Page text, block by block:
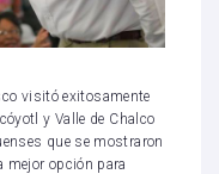
visitó exitosamente
y Valle de Chalco
que se mostraron
mejor opción para